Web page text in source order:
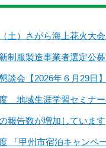
土）さがら海上花火大
制服製造事業者選定公
談会【2026年６月29日】
地域生涯学習セミナ
報告数が増加しています
「甲州市宿泊キャンペ